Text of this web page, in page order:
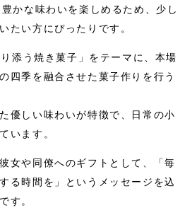
かな味わいを楽しめるため、少し
たい方にぴったりです。
添う焼き菓子」をテーマに、本場
四季を融合させた菓子作りを行う
優しい味わいが特徴で、日常の小
います。
女や同僚へのギフトとして、「毎
る時間を」というメッセージを込
す。